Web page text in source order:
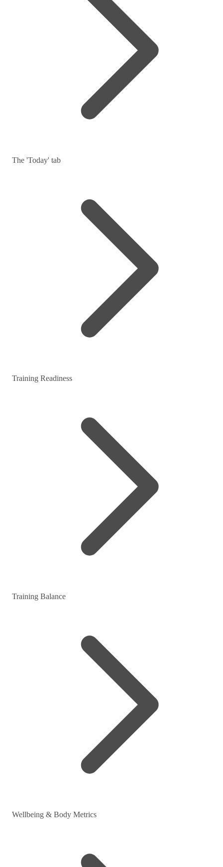
The 'Today' tab
Training Readiness
Training Balance
Wellbeing & Body Metrics